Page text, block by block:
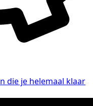
die je helemaal klaar